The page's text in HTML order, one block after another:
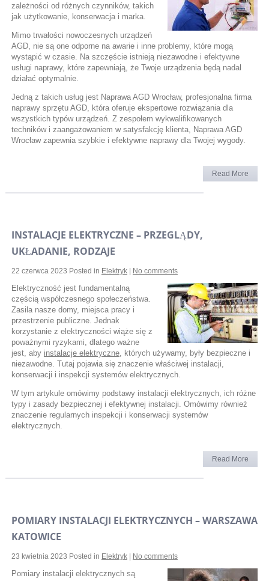
zależności od różnych czynników, takich
jak użytkowanie, konserwacja i marka.
Mimo trwałości nowoczesnych urządzeń
AGD, nie są one odporne na awarie i inne problemy, które mogą
wystąpić w czasie. Na szczęście istnieją niezawodne i efektywne
usługi naprawy, które zapewniają, że Twoje urządzenia będą nadal
działać optymalnie.
Jedną z takich usług jest Naprawa AGD Wrocław, profesjonalna firma
naprawy sprzętu AGD, która oferuje ekspertowe rozwiązania dla
wszystkich typów urządzeń. Z zespołem wykwalifikowanych
techników i zaangażowaniem w satysfakcję klienta, Naprawa AGD
Wrocław zapewnia szybkie i efektywne naprawy dla Twojej wygody.
Read More
INSTALACJE ELEKTRYCZNE – PRZEGLĄDY,
UKŁADANIE, RODZAJE
22 czerwca 2023 Posted in Elektryk| No comments
Elektryczność jest fundamentalną
częścią współczesnego społeczeństwa.
Zasila nasze domy, miejsca pracy i
przestrzenie publiczne. Jednak
korzystanie z elektryczności wiąże się z
poważnymi ryzykami, dlatego ważne
jest, aby instalacje elektryczne, których używamy, były bezpieczne i
niezawodne. Tutaj pojawia się znaczenie właściwej instalacji,
konserwacji i inspekcji systemów elektrycznych.
W tym artykule omówimy podstawy instalacji elektrycznych, ich różne
typy i zasady bezpiecznej i efektywnej instalacji. Omówimy również
znaczenie regularnych inspekcji i konserwacji systemów
elektrycznych.
Read More
POMIARY INSTALACJI ELEKTRYCZNYCH – WARSZAWA
KATOWICE
23 kwietnia 2023 Posted in Elektryk| No comments
Pomiary instalacji elektrycznych są